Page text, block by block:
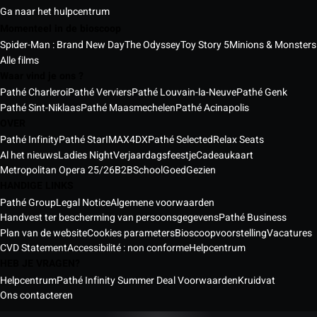
Ga naar het hulpcentrum
Spider-Man : Brand New DayThe OdysseyToy Story 5Minions & Monsters
Alle films
Pathé CharleroiPathé VerviersPathé Louvain-la-NeuvePathé Genk
Pathé Sint-NiklaasPathé MaasmechelenPathé Acinapolis
Pathé InfinityPathé StarIMAX4DXPathé SelectedRelax Seats
Al het nieuwsLadies NightVerjaardagsfeestjeCadeaukaart
Metropolitan Opera 25/26B2BSchoolGoedGezien
Pathé GroupLegal NoticeAlgemene voorwaarden
Handvest ter bescherming van persoonsgegevensPathé Business
Plan van de websiteCookies parametersBioscoopvoorstellingVacatures
CVD StatementAccessibilité : non conformeHelpcentrum
HelpcentrumPathé Infinity Summer Deal VoorwaardenKruidvat
Ons contacteren